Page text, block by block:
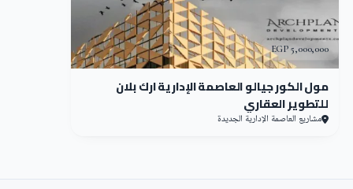
الجديدة وفندق الماسة الشهير وحديقة النهر الأخضر
المعروفة.
6 دقائق فقط بينه وبين منطقة الداون تاون وطريق قطار
المونوريل السريع.
5,000,000 EGP
مول الكور جيالو العاصمة الإدارية ارك بلان
للتطوير العقاري
مشاريع العاصمة الإدارية الجديدة